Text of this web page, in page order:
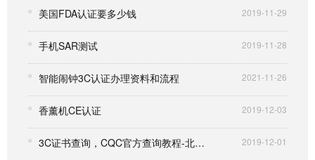
美国FDA认证要多少钱 2019-11-29
手机SAR测试 2019-11-28
智能闹钟3C认证办理资料和流程 2021-11-26
香薰机CE认证 2019-12-03
3C证书查询，CQC官方查询教程-北测检测 2019-12-01